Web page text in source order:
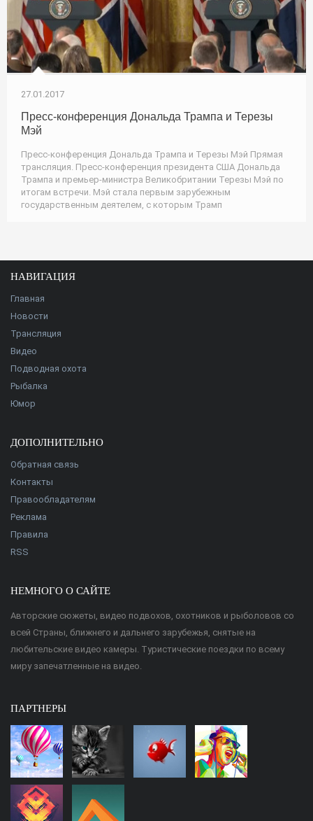
27.01.2017
Пресс-конференция Дональда Трампа и Терезы
Мэй
Пресс-конференция Дональда Трампа и Терезы Мэй Прямая
трансляция. Пресс-конференция президента США Дональда
Трампа и премьер-министра Великобритании Терезы Мэй по
итогам встречи. Мэй стала первым зарубежным
государственным деятелем, с которым Трамп
НАВИГАЦИЯ
Главная
Новости
Трансляция
Видео
Подводная охота
Рыбалка
Юмор
ДОПОЛНИТЕЛЬНО
Обратная связь
Контакты
Правообладателям
Реклама
Правила
RSS
НЕМНОГО О САЙТЕ
Авторские сюжеты, видео подвохов, охотников и рыболовов со
всей Страны, ближнего и дальнего зарубежья, снятые на
любительские видео камеры. Туристические поездки по всему
миру запечатленные на видео.
ПАРТНЕРЫ